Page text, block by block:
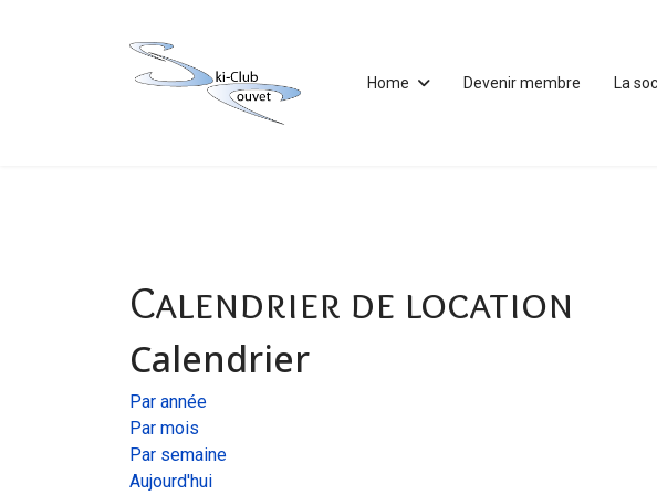
Home Devenir membre La
Calendrier de location
Calendrier
Par année
Par mois
Par semaine
Aujourd'hui